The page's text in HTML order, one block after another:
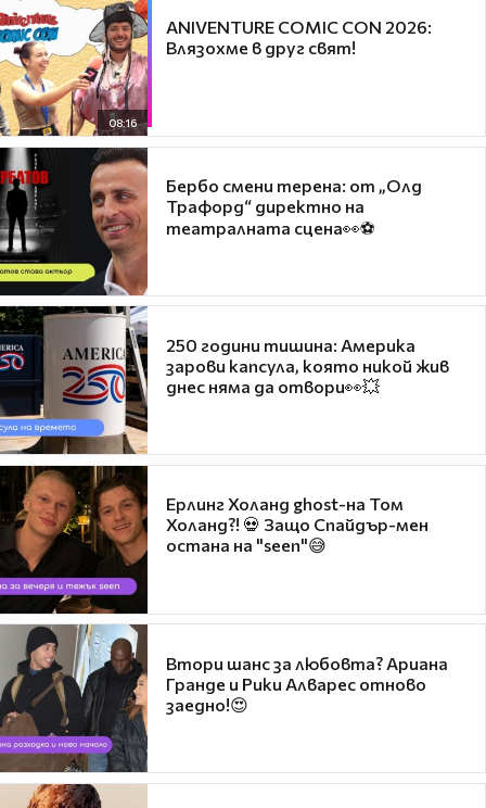
08:16
ANIVENTURE COMIC CON 2026:
Влязохме в друг свят!
Бербо смени терена: от „Олд
Трафорд“ директно на
театралната сцена👀⚽
250 години тишина: Америка
зарови капсула, която никой жив
днес няма да отвори👀💥
Ерлинг Холанд ghost-на Том
Холанд?! 💀 Защо Спайдър-мен
остана на "seen"😅
Втори шанс за любовта? Ариана
Гранде и Рики Алварес отново
заедно!😍